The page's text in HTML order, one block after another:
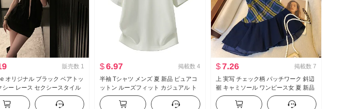
販売数 1
オリジナル ブラック ベアトッ
シー レース セクシースタイル
スカート アセテート 日 シルク
丈 ワンピース
$6.97 掲載数 4
半袖 Tシャツ メンズ 夏 新品 ピュアコ
ットン ルーズフィット カジュアル ト
ップス 服 ティーンエイジャー トレン
ド 半袖 思いやり
$7.26 掲載数 7
上 実写 チェック柄 パッチワーク 斜辺
裾 キャミソール ワンピース女 夏 新品
セクシー バックレス 掛け 首 トップス